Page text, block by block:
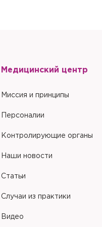
Медицинский центр
Миссия и принципы
Персоналии
Контролирующие органы
Наши новости
Статьи
Случаи из практики
Видео